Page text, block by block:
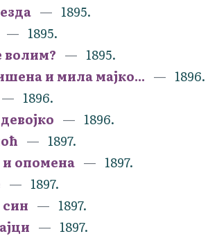
1895.
1895.
волим?
1895.
и мила мајко...
1896.
1896.
1896.
1897.
опомена
1897.
1897.
син
1897.
1897.